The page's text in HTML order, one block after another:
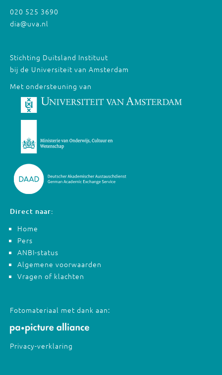
020 525 3690
dia@uva.nl
Stichting Duitsland Instituut
bij de Universiteit van Amsterdam
Met ondersteuning van
Direct naar:
Home
Pers
ANBI-status
Algemene voorwaarden
Vragen of klachten
Fotomateriaal met dank aan:
Privacy-verklaring